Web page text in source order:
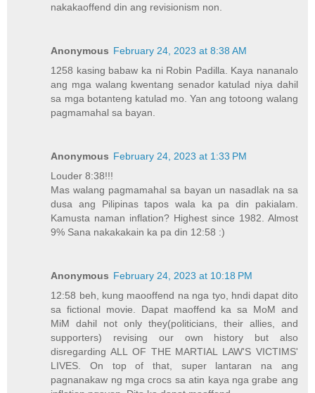
nakakaoffend din ang revisionism non.
Anonymous February 24, 2023 at 8:38 AM
1258 kasing babaw ka ni Robin Padilla. Kaya nananalo
ang mga walang kwentang senador katulad niya dahil
sa mga botanteng katulad mo. Yan ang totoong walang
pagmamahal sa bayan.
Anonymous February 24, 2023 at 1:33 PM
Louder 8:38!!!
Mas walang pagmamahal sa bayan un nasadlak na sa
dusa ang Pilipinas tapos wala ka pa din pakialam.
Kamusta naman inflation? Highest since 1982. Almost
9% Sana nakakakain ka pa din 12:58 :)
Anonymous February 24, 2023 at 10:18 PM
12:58 beh, kung maooffend na nga tyo, hndi dapat dito
sa fictional movie. Dapat maoffend ka sa MoM and
MiM dahil not only they(politicians, their allies, and
supporters) revising our own history but also
disregarding ALL OF THE MARTIAL LAW'S VICTIMS'
LIVES. On top of that, super lantaran na ang
pagnanakaw ng mga crocs sa atin kaya nga grabe ang